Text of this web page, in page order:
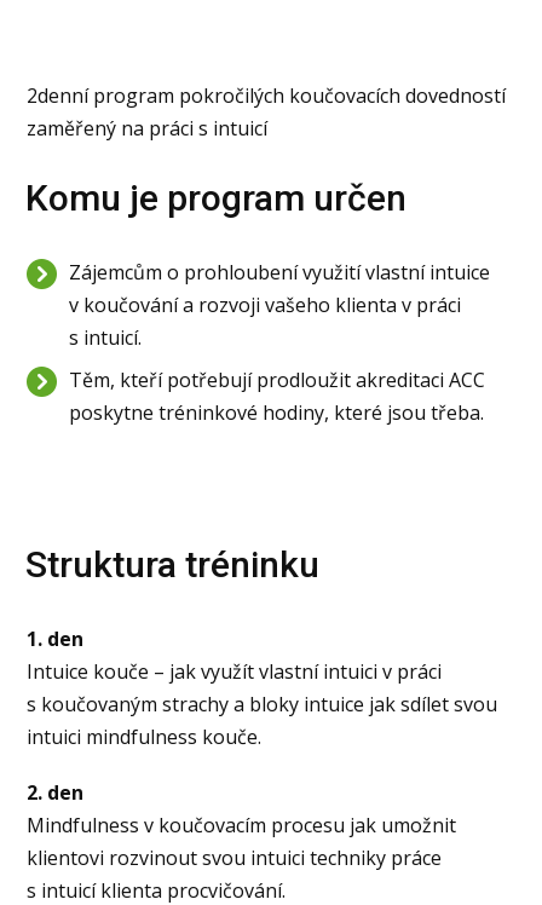
2denní program pokročilých koučovacích dovedností
zaměřený na práci s intuicí
Komu je program určen
Zájemcům o prohloubení využití vlastní intuice
v koučování a rozvoji vašeho klienta v práci
s intuicí.
Těm, kteří potřebují prodloužit akreditaci ACC
poskytne tréninkové hodiny, které jsou třeba.
Struktura tréninku
1. den
Intuice kouče – jak využít vlastní intuici v práci
s koučovaným strachy a bloky intuice jak sdílet svou
intuici mindfulness kouče.
2. den
Mindfulness v koučovacím procesu jak umožnit
klientovi rozvinout svou intuici techniky práce
s intuicí klienta procvičování.